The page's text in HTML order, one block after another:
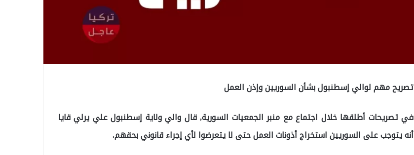
تصريح مهم لوالي إسطنبول بشأن السوريين وإذن العمل
في تصريحات أطلقها خلال اجتماع مع منبر الجمعيات السورية, قال والي ولاية إسطنبول علي يرلي قايا
أنه يتوجب على السوريين استخراج أذونات العمل حتى لا يتعرضوا لأي إجراء قانوني بحقهم.